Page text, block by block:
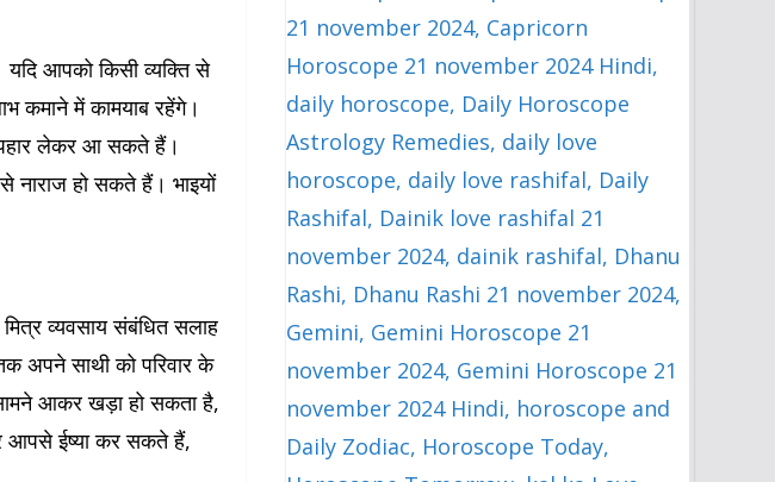
आपको किसी व्यक्ति से
कमाने में कामयाब रहेंगे।
लेकर आ सकते हैं।
हो सकते हैं। भाइयों
व्यवसाय संबंधित सलाह
अपने साथी को परिवार के
आकर खड़ा हो सकता है,
आपसे ईष्या कर सकते हैं,